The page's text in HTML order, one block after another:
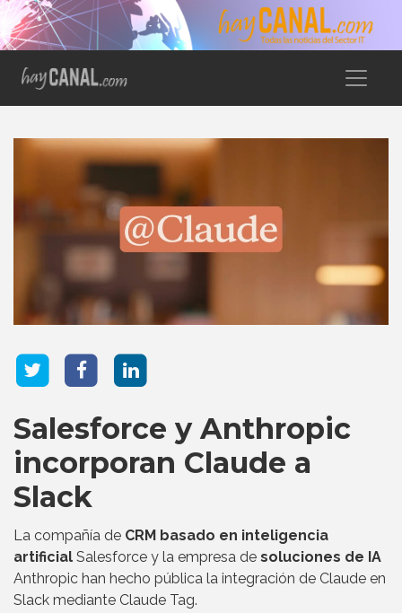
Salesforce y Anthropic
incorporan Claude a
Slack
La compañía de CRM basado en inteligencia
artificial Salesforce y la empresa de soluciones de IA
Anthropic han hecho pública la integración de Claude en
Slack mediante Claude Tag.